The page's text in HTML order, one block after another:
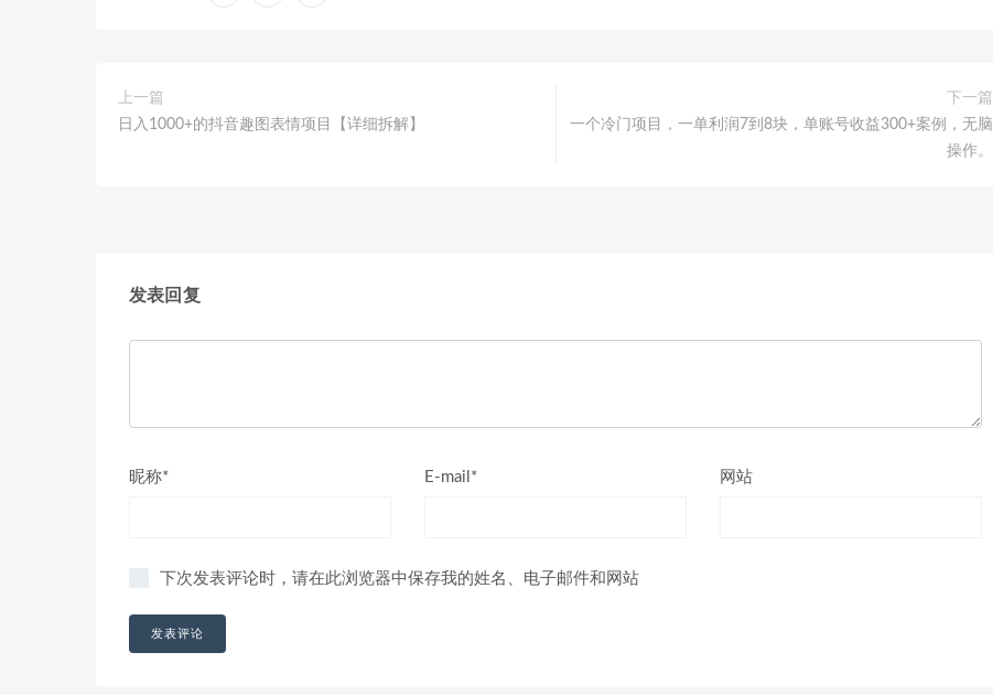
上一篇
日入1000+的抖音趣图表情项目【详细拆解】
下一篇
一个冷门项目，一单利润7到8块，单账号收益300+案例，无脑
操作。
发表回复
昵称* E-mail* 网站
下次发表评论时，请在此浏览器中保存我的姓名、电子邮件和网站